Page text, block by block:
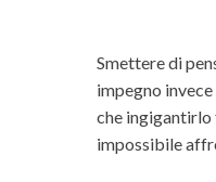
Smettere di
impegno
che ingigantirlo
impossibile